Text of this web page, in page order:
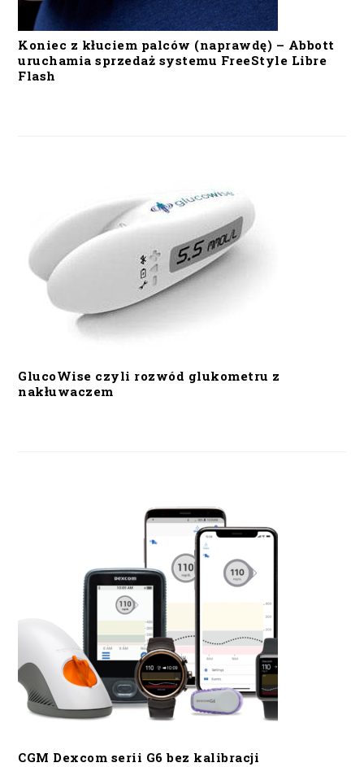
Koniec z kłuciem palców (naprawdę) – Abbott
uruchamia sprzedaż systemu FreeStyle Libre
Flash
GlucoWise czyli rozwód glukometru z
nakłuwaczem
CGM Dexcom serii G6 bez kalibracji